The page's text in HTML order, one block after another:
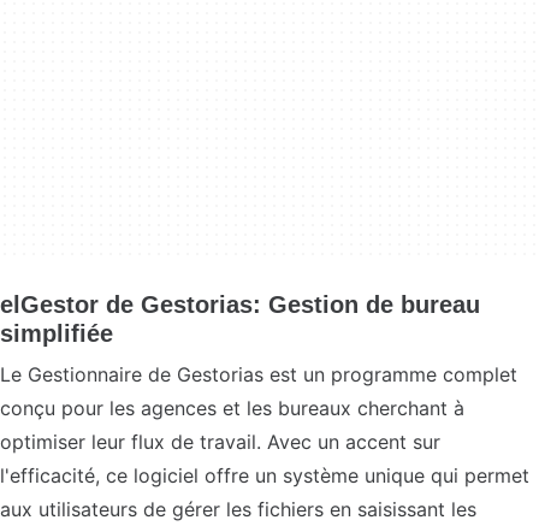
elGestor de Gestorias: Gestion de bureau
simplifiée
Le Gestionnaire de Gestorias est un programme complet
conçu pour les agences et les bureaux cherchant à
optimiser leur flux de travail. Avec un accent sur
l'efficacité, ce logiciel offre un système unique qui permet
aux utilisateurs de gérer les fichiers en saisissant les